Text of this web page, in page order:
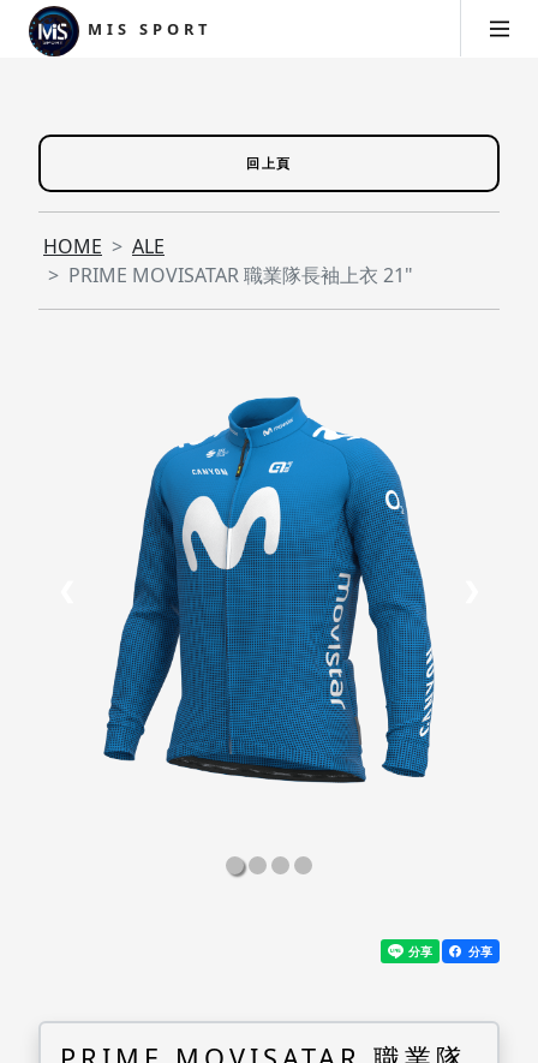
MIS SPORT
回上頁
HOME
ALE
PRIME MOVISATAR 職業隊長袖上衣 21"
分享